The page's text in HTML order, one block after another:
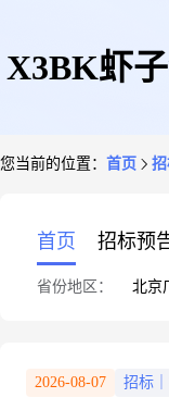
X3BK虾
您当前的位置： 首页
首页 招标预
省份地区： 北京
2026-08-07 招标